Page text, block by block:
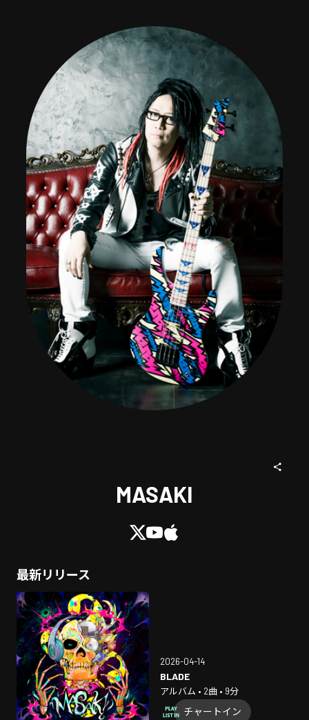
MASAKI
最新リリース
2026-04-14
BLADE
アルバム • 2曲 • 9分
チャートイン